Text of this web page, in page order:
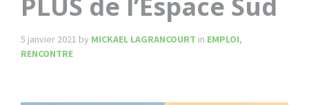
5 janvier 2021 by MICKAEL LAGRANCOURT in EMPLOI,
RENCONTRE